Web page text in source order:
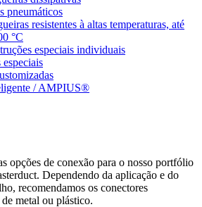
pneumáticos
resistentes à altas temperaturas, até
°C
especiais individuais
/ AMPIUS®
opções de conexão para o nosso portfólio
Dependendo da aplicação e do
recomendamos os conectores
metal ou plástico.